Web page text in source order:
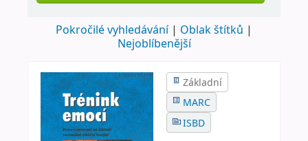
Metují
Pokročilé vyhledávání
Oblak štítků
Nejoblíbenější
Základní
MARC
ISBD